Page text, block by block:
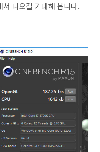
나오길 기대해 봅니다.